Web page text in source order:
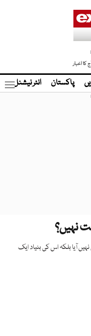
کا اخبار
پاکستان انٹر نیشنل
نہیں؟
آیا بلکہ اس کی بنیاد ایک